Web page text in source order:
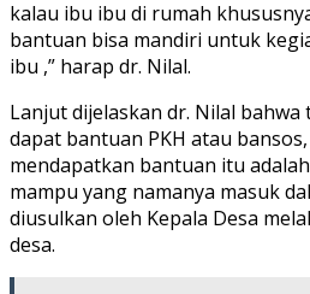
kalau ibu ibu di rumah
bantuan bisa mandiri untuk
ibu ,” harap dr. Nilal.
Lanjut dijelaskan dr. Nilal
dapat bantuan PKH atau
mendapatkan bantuan itu
mampu yang namanya masuk
diusulkan oleh Kepala Desa
desa.